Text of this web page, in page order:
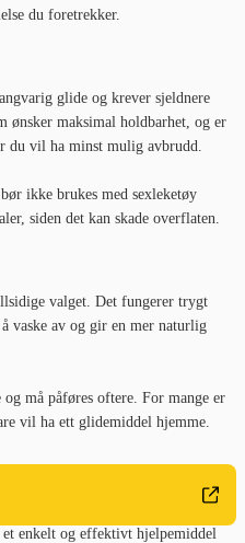
du foretrekker.
glide og krever sjeldnere
ønsker maksimal holdbarhet, og er
du vil ha minst mulig avbrudd.
ikke brukes med sexleketøy
siden det kan skade overflaten.
valget. Det fungerer trygt
vaske av og gir en mer naturlig
må påføres oftere. For mange er
vil ha ett glidemiddel hjemme.
tørrhet og økt sensitivitet i
enkelt og effektivt hjelpemiddel